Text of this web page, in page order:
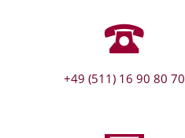
+49 (511) 16 90 80 70